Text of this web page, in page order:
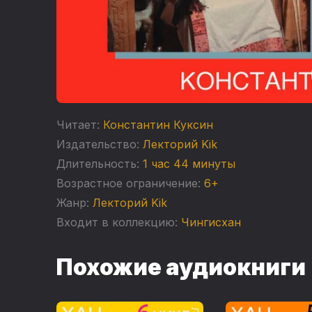
Читает: Константин Куксин
Издательство: Лекторий Kik
Длительность: 1 час 44 минуты
Возрастное ограничение: 6+
Жанр: Лекторий Kik
Входит в коллекцию: Чингисхан
Похожие аудиокниги